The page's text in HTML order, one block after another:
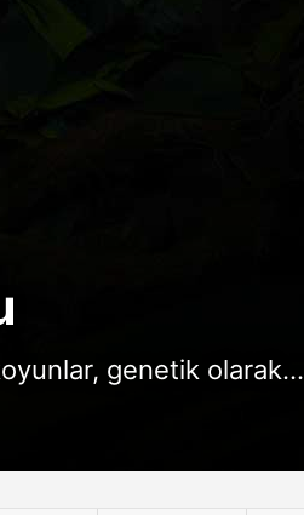
genetik olarak...